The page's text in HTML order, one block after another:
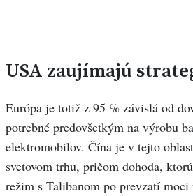
USA zaujímajú
Európa je totiž z 95 % závislá od
potrebné predovšetkým na výrobu
elektromobilov. Čína je v tejto
svetovom trhu, pričom dohoda,
režim s Talibanom po prevzatí